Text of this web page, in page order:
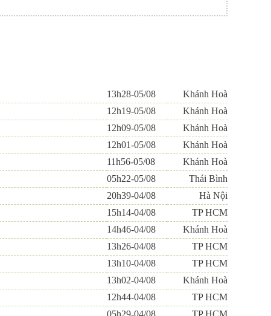
13h28-05/08
Khánh Hoà
12h19-05/08
Khánh Hoà
12h09-05/08
Khánh Hoà
12h01-05/08
Khánh Hoà
11h56-05/08
Khánh Hoà
05h22-05/08
Thái Bình
20h39-04/08
Hà Nội
15h14-04/08
TP HCM
14h46-04/08
Khánh Hoà
13h26-04/08
TP HCM
13h10-04/08
TP HCM
13h02-04/08
Khánh Hoà
12h44-04/08
TP HCM
05h29-04/08 TP HCM